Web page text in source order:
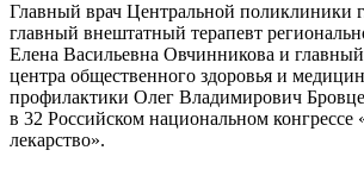
Главный врач Центральной поликлиники
главный внештатный терапевт
Елена Васильевна Овчинникова и
центра общественного здоровья и
профилактики Олег Владимирович
в 32 Российском национальном конгрессе
лекарство».